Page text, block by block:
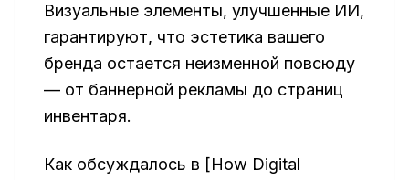
Визуальные элементы, улучшенные ИИ,
гарантируют, что эстетика вашего
бренда остается неизменной повсюду
— от баннерной рекламы до страниц
инвентаря.
Как обсуждалось в [How Digital